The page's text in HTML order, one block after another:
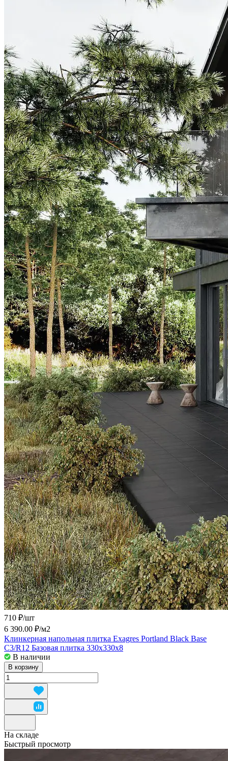
710 ₽/шт
6 390.00 ₽/м2
Клинкерная напольная плитка Exagres Portland Black Base
C3/R12 Базовая плитка 330x330x8
В наличии
В корзину
На складе
Быстрый просмотр